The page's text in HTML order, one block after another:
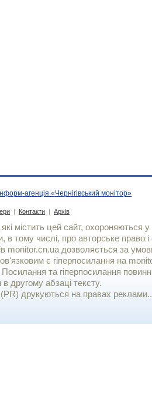
агенція «Чернігівський монітор»
| Контакти | Архів
містить цей сайт, охороняються у
в тому числі, про авторське право і
monitor.cn.ua дозволяється за
є гiперпосилання на
та гіперпосилання
другому абзаці тексту.
друкуються на правах реклами..